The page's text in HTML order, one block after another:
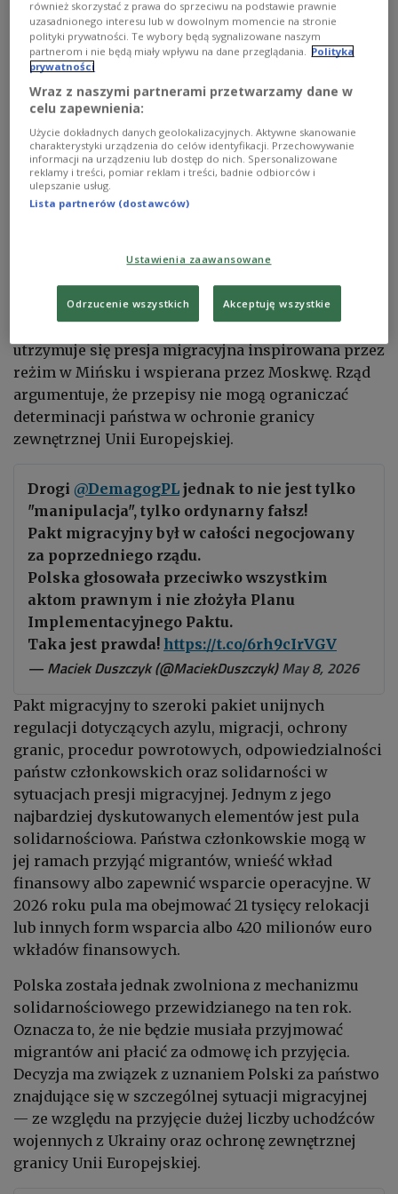
stanowisko obecnego rządu jest w tej sprawie
zbieżne z oceną poprzedniego gabinetu: część
rozwiązań jest z punktu widzenia Warszawy
niebezpieczna.
00:23
Polska nie zamierza wdrażać wszystkich przepisów
paktu migracyjnego. Zapowiedział to w rozmowie z
Polskim Radiem i PAP wiceszef MSWiA Maciej
Duszczyk. IAR/Beata Płomecka/Bruksela/w
paszkowski
regulacji mogłoby zostać wykorzystane przez Rosję
i Białoruś w działaniach hybrydowych przeciwko
Polsce. Chodzi przede wszystkim o sytuację na
granicy polsko-białoruskiej, gdzie od kilku lat
utrzymuje się presja migracyjna inspirowana przez
reżim w Mińsku i wspierana przez Moskwę. Rząd
argumentuje, że przepisy nie mogą ograniczać
determinacji państwa w ochronie granicy
zewnętrznej Unii Europejskiej.
Drogi @DemagogPL jednak to nie jest tylko
"manipulacja", tylko ordynarny fałsz!
Pakt migracyjny był w całości negocjowany
za poprzedniego rządu.
Polska głosowała przeciwko wszystkim
aktom prawnym i nie złożyła Planu
Implementacyjnego Paktu.
Taka jest prawda! https://t.co/6rh9cIrVGV
— Maciek Duszczyk (@MaciekDuszczyk)May 8, 2026
Pakt migracyjny to szeroki pakiet unijnych
regulacji dotyczących azylu, migracji, ochrony
granic, procedur powrotowych, odpowiedzialności
państw członkowskich oraz solidarności w
sytuacjach presji migracyjnej. Jednym z jego
najbardziej dyskutowanych elementów jest pula
solidarnościowa. Państwa członkowskie mogą w
jej ramach przyjąć migrantów, wnieść wkład
finansowy albo zapewnić wsparcie operacyjne. W
2026 roku pula ma obejmować 21 tysięcy relokacji
lub innych form wsparcia albo 420 milionów euro
wkładów finansowych.
Polska została jednak zwolniona z mechanizmu
solidarnościowego przewidzianego na ten rok.
Oznacza to, że nie będzie musiała przyjmować
migrantów ani płacić za odmowę ich przyjęcia.
Decyzja ma związek z uznaniem Polski za państwo
znajdujące się w szczególnej sytuacji migracyjnej
— ze względu na przyjęcie dużej liczby uchodźców
wojennych z Ukrainy oraz ochronę zewnętrznej
granicy Unii Europejskiej.
również skorzystać z prawa do sprzeciwu na podstawie prawnie
uzasadnionego interesu lub w dowolnym momencie na stronie
polityki prywatności. Te wybory będą sygnalizowane naszym
partnerom i nie będą miały wpływu na dane przeglądania.
Polityka
prywatności
Wraz z naszymi partnerami przetwarzamy dane w
celu zapewnienia:
Użycie dokładnych danych geolokalizacyjnych. Aktywne skanowanie
charakterystyki urządzenia do celów identyfikacji. Przechowywanie
informacji na urządzeniu lub dostęp do nich. Spersonalizowane
reklamy i treści, pomiar reklam i treści, badnie odbiorców i
ulepszanie usług.
Lista partnerów (dostawców)
Ustawienia zaawansowane
Odrzucenie wszystkich Akceptuję wszystkie